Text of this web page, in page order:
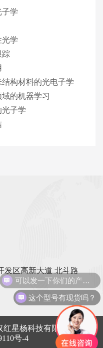
学
学
踪
构材料的光电子学
的机器学习
子学
发区高新大道 北斗路
红星杨科技有限公司
号-4
可以发一下你们的产品手册么？
这个型号有现货吗？